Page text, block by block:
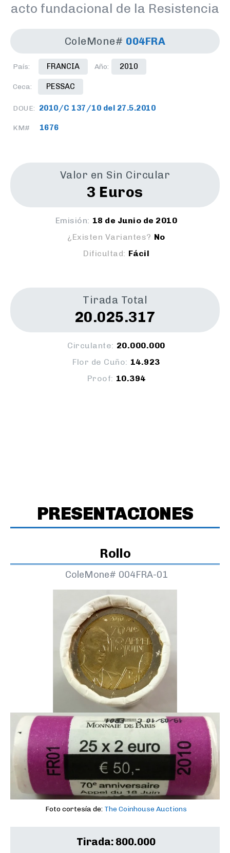
acto fundacional de la Resistencia
ColeMone# 004FRA
País: FRANCIA Año: 2010
Ceca: PESSAC
DOUE: 2010/C 137/10 del 27.5.2010
KM# 1676
Valor en Sin Circular
3 Euros
Emisión: 18 de Junio de 2010
¿Existen Variantes? No
Dificultad: Fácil
Tirada Total
20.025.317
Circulante: 20.000.000
Flor de Cuño: 14.923
Proof: 10.394
PRESENTACIONES
Rollo
ColeMone# 004FRA-01
Foto cortesía de: The Coinhouse Auctions
Tirada: 800.000